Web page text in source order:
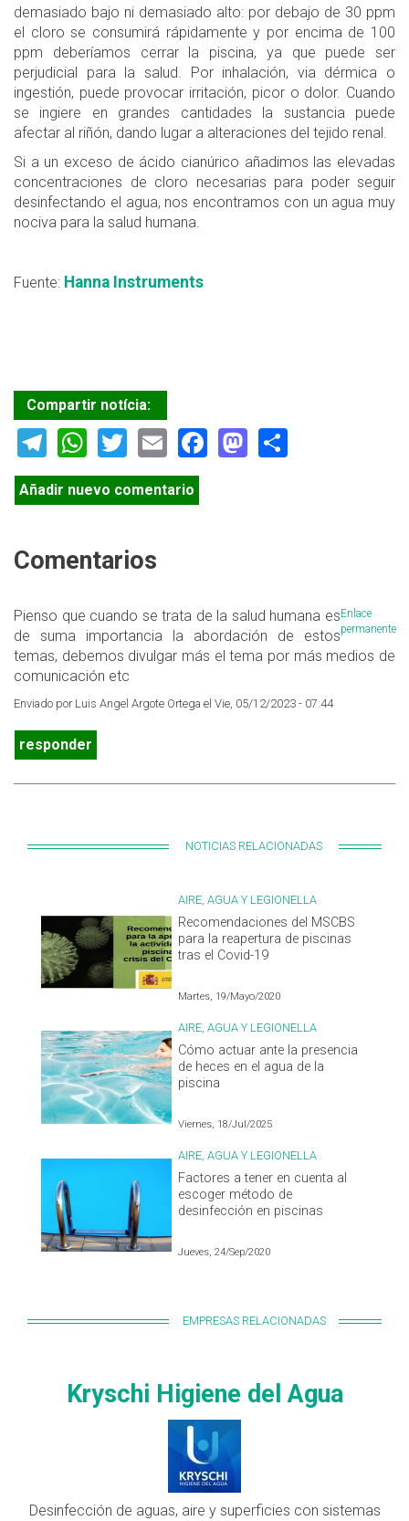
demasiado bajo ni demasiado alto: por debajo de 30 ppm
el cloro se consumirá rápidamente y por encima de 100
ppm deberíamos cerrar la piscina, ya que puede ser
perjudicial para la salud. Por inhalación, via dérmica o
ingestión, puede provocar irritación, picor o dolor. Cuando
se ingiere en grandes cantidades la sustancia puede
afectar al riñón, dando lugar a alteraciones del tejido renal.
Si a un exceso de ácido cianúrico añadimos las elevadas
concentraciones de cloro necesarias para poder seguir
desinfectando el agua, nos encontramos con un agua muy
nociva para la salud humana.
Fuente: Hanna Instruments
Compartir notícia:
Telegram
WhatsApp
TwitterEmailFacebook
Mastodon
Añadir nuevo comentario
Comentarios
Enlace
permanente
Pienso que cuando se trata de la salud humana es
de suma importancia la abordación de estos
temas, debemos divulgar más el tema por más medios de
comunicación etc
Enviado por Luis Angel Argote Ortega el Vie, 05/12/2023 - 07:44
responder
NOTICIAS RELACIONADAS
AIRE, AGUA Y LEGIONELLA
Recomendaciones del MSCBS
para la reapertura de piscinas
tras el Covid-19
Martes, 19/Mayo/2020
AIRE, AGUA Y LEGIONELLA
Cómo actuar ante la presencia
de heces en el agua de la
piscina
Viernes, 18/Jul/2025
AIRE, AGUA Y LEGIONELLA
Factores a tener en cuenta al
escoger método de
desinfección en piscinas
Jueves, 24/Sep/2020
EMPRESAS RELACIONADAS
Kryschi Higiene del Agua
Desinfección de aguas, aire y superficies con sistemas